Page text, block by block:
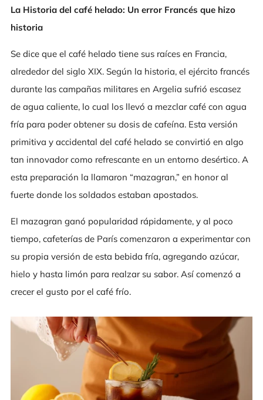
La Historia del café helado: Un error Francés que hizo
historia
Se dice que el café helado tiene sus raíces en Francia,
alrededor del siglo XIX. Según la historia, el ejército francés
durante las campañas militares en Argelia sufrió escasez
de agua caliente, lo cual los llevó a mezclar café con agua
fría para poder obtener su dosis de cafeína. Esta versión
primitiva y accidental del café helado se convirtió en algo
tan innovador como refrescante en un entorno desértico. A
esta preparación la llamaron “mazagran,” en honor al
fuerte donde los soldados estaban apostados.
El mazagran ganó popularidad rápidamente, y al poco
tiempo, cafeterías de París comenzaron a experimentar con
su propia versión de esta bebida fría, agregando azúcar,
hielo y hasta limón para realzar su sabor. Así comenzó a
crecer el gusto por el café frío.